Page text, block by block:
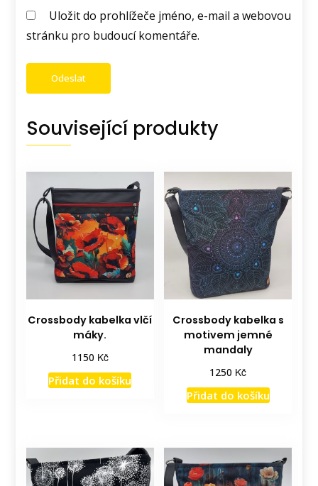
Uložit do prohlížeče jméno, e-mail a webovou
stránku pro budoucí komentáře.
Související produkty
Crossbody kabelka vlčí
máky.
1150 Kč
Přidat do košíku
Crossbody kabelka s
motivem jemné
mandaly
1250 Kč
Přidat do košíku